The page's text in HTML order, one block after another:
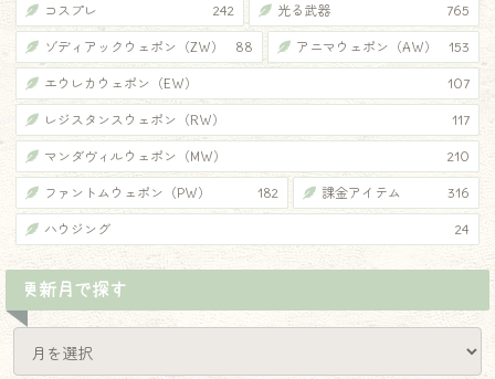
コスプレ 242 光る武器 765
ゾディアックウェポン（ZW） 88 アニマウェポン（AW） 153
エウレカウェポン（EW） 107
レジスタンスウェポン（RW） 117
マンダヴィルウェポン（MW） 210
ファントムウェポン（PW） 182 課金アイテム 316
ハウジング 24
更新月で探す